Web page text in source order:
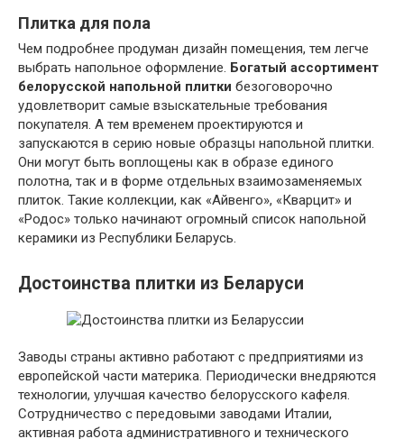
Плитка для пола
Чем подробнее продуман дизайн помещения, тем легче
выбрать напольное оформление. Богатый ассортимент
белорусской напольной плитки безоговорочно
удовлетворит самые взыскательные требования
покупателя. А тем временем проектируются и
запускаются в серию новые образцы напольной плитки.
Они могут быть воплощены как в образе единого
полотна, так и в форме отдельных взаимозаменяемых
плиток. Такие коллекции, как «Айвенго», «Кварцит» и
«Родос» только начинают огромный список напольной
керамики из Республики Беларусь.
Достоинства плитки из Беларуси
Заводы страны активно работают с предприятиями из
европейской части материка. Периодически внедряются
технологии, улучшая качество белорусского кафеля.
Сотрудничество с передовыми заводами Италии,
активная работа административного и технического